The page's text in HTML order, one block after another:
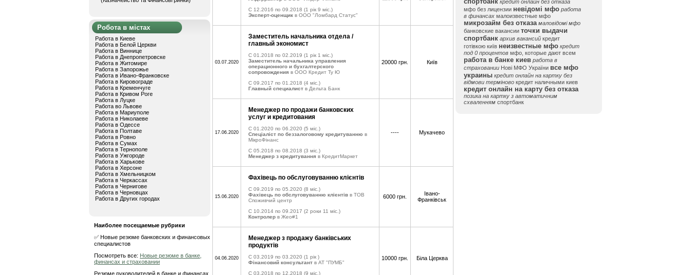
Робота в містах
Работа в Киеве
Работа в Белой Церкви
Работа в Виннице
Работа в Днепропетровске
Работа в Житомире
Работа в Запорожье
Работа в Ивано-Франковске
Работа в Кировограде
Работа в Кременчуге
Работа в Кривом Роге
Работа в Луцке
Работа во Львове
Работа в Мариуполе
Работа в Николаеве
Работа в Одессе
Работа в Полтаве
Работа в Ровно
Работа в Сумах
Работа в Тернополе
Работа в Ужгороде
Работа в Харькове
Работа в Херсоне
Работа в Хмельницком
Работа в Черкассах
Работа в Чернигове
Работа в Черновцах
Работа в Других городах
Наиболее посещаемые рубрики
✅ Новые резюме банковских и финансовых
специалистов
Посмотреть все: Новые резюме в банке,
финансах и страховании
Резюме руководителей в банке и финансах
C 12.2016 по 09.2018 (1 рік 9 міс.)
Эксперт-оценщик в ООО "Ломбард Статус"
03.07.2020
Заместитель начальника отдела /
главный экономист
C 01.2018 по 02.2019 (1 рік 1 міс.)
Заместитель начальника управления
операционного и бухгалтерского
сопровождения в ООО Кредит Ту Ю
C 09.2017 по 01.2018 (4 міс.)
Главный специалист в Дельта Банк
20000 грн. Київ
17.06.2020
Менеджер по продажи банковских
услуг и кредитования
C 01.2020 по 06.2020 (5 міс.)
Спеціаліст по беззалоговому кредитуванню в
МікроФінанс
C 05.2018 по 08.2018 (3 міс.)
Менеджер з кредитування в КредитМаркет
---- Мукачево
15.06.2020
Фахівець по обслуговуванню клієнтів
C 09.2019 по 05.2020 (8 міс.)
Фахівець по обслуговуванню клієнтів в ТОВ
Споживчий центр
C 10.2014 по 09.2017 (2 роки 11 міс.)
Контролер в Жео#1
6000 грн.
Івано-
Франківськ
04.06.2020
Менеджер з продажу банківських
продуктів
C 03.2019 по 03.2020 (1 рік )
Фінансовий консультант в АТ "ПУМБ"
C 03.2018 по 12.2018 (9 міс.)
10000 грн. Біла Церква
кредит онлайн без отказа
мфо без лицензии невідомі мфо работа
в финансах малоизвестные мфо
микрозайм без отказа маловідомі мфо
банковские вакансии точки выдачи
спортбанк архив вакансий кредит
готівкою київ неизвестные мфо кредит
под 0 процентов мфо, которые дают всем
работа в банке киев работа в
страховании Нові МФО України все мфо
украины кредит онлайн на картку без
відмови терміново кредит наличными киев
кредит онлайн на карту без отказа
позика на картку з автоматичним
схваленням спортбанк